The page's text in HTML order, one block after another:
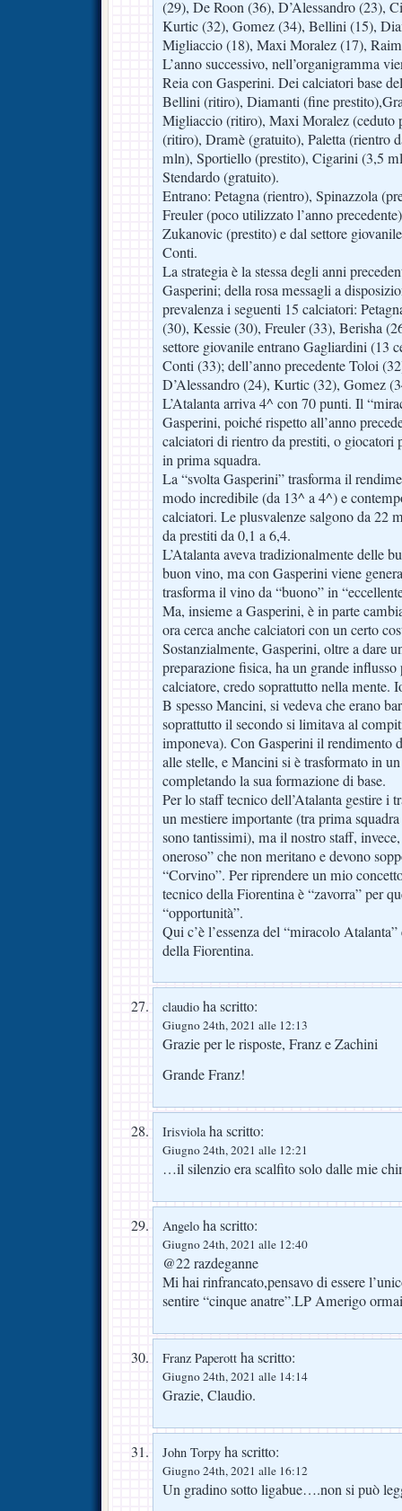
(29), De Roon (36), D’Alessandro (23),
Kurtic (32), Gomez (34), Bellini (15),
Migliaccio (18), Maxi Moralez (17),
L’anno successivo, nell’organigramma
Reia con Gasperini. Dei calciatori base
Bellini (ritiro), Diamanti (fine
Migliaccio (ritiro), Maxi Moralez (ceduto
(ritiro), Dramè (gratuito), Paletta (rientro
mln), Sportiello (prestito), Cigarini (3,5
Stendardo (gratuito).
Entrano: Petagna (rientro), Spinazzola
Freuler (poco utilizzato l’anno
Zukanovic (prestito) e dal settore
Conti.
La strategia è la stessa degli anni
Gasperini; della rosa messagli a
prevalenza i seguenti 15 calciatori:
(30), Kessie (30), Freuler (33), Berisha
settore giovanile entrano Gagliardini (13
Conti (33); dell’anno precedente Toloi
D’Alessandro (24), Kurtic (32), Gomez
L’Atalanta arriva 4^ con 70 punti. Il
Gasperini, poiché rispetto all’anno
calciatori di rientro da prestiti, o giocatori
in prima squadra.
La “svolta Gasperini” trasforma il
modo incredibile (da 13^ a 4^) e
calciatori. Le plusvalenze salgono da 22
da prestiti da 0,1 a 6,4.
L’Atalanta aveva tradizionalmente delle
buon vino, ma con Gasperini viene
trasforma il vino da “buono” in
Ma, insieme a Gasperini, è in parte
ora cerca anche calciatori con un certo
Sostanzialmente, Gasperini, oltre a dare
preparazione fisica, ha un grande
calciatore, credo soprattutto nella mente.
B spesso Mancini, si vedeva che erano
soprattutto il secondo si limitava al
imponeva). Con Gasperini il rendimento
alle stelle, e Mancini si è trasformato in
completando la sua formazione di base.
Per lo staff tecnico dell’Atalanta gestire i
un mestiere importante (tra prima
sono tantissimi), ma il nostro staff,
oneroso” che non meritano e devono
“Corvino”. Per riprendere un mio
tecnico della Fiorentina è “zavorra” per
“opportunità”.
Qui c’è l’essenza del “miracolo
della Fiorentina.
claudio ha scritto:
Giugno 24th, 2021 alle 12:13
Grazie per le risposte, Franz e Zachini
Grande Franz!
Irisviolaha scritto:
Giugno 24th, 2021 alle 12:21
…il silenzio era scalfito solo dalle mie
Angelo ha scritto:
Giugno 24th, 2021 alle 12:40
@22 razdeganne
Mi hai rinfrancato,pensavo di essere
sentire “cinque anatre”.LP Amerigo
Franz Paperott ha scritto:
Giugno 24th, 2021 alle 14:14
Grazie, Claudio.
John Torpy ha scritto:
Giugno 24th, 2021 alle 16:12
Un gradino sotto ligabue….non si può